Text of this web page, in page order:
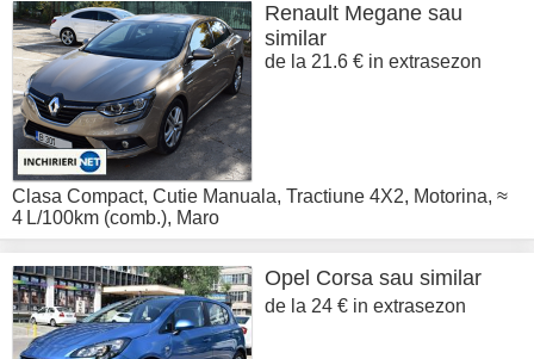
Renault Megane sau
similar
de la 21.6 € in extrasezon
Clasa Compact, Cutie Manuala, Tractiune 4X2, Motorina, ≈
4 L/100km (comb.), Maro
Opel Corsa sau similar
de la 24 € in extrasezon